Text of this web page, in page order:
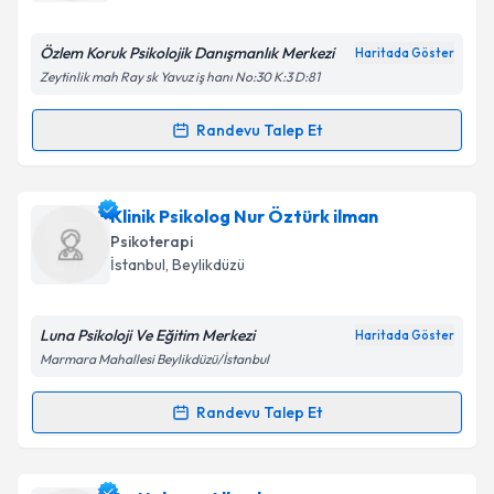
Kişisel verilerimin işlenmesine ilişkin
Metni'ni okudum ve kişisel verilerimin belirtilen
Takvim Talebini Gönder
Özlem Koruk Psikolojik Danışmanlık Merkezi Haritada Göster
Zeytinlik mah Ray sk Yavuz iş hanı No:30 K:3 D:81
Randevu Talep Et
Randevu Takvimi Talebi
Psikoterapist Özlem Korukiçin randevu takvimi
talebi oluşturun. Size bu uzmandan randevu almanız
için bir takvim hazırlandığında e-posta ile
Kişisel verilerimin işlenmesine ilişkinAydınlatma
kapsamda işlenmesini kabul ediyorum.
Klinik Psikolog Nur Öztürk ilman
Psikoterapi
İstanbul, Beylikdüzü
Luna Psikoloji Ve Eğitim Merkezi Haritada Göster
Marmara Mahallesi Beylikdüzü/İstanbul
Randevu Talep Et
Randevu Takvimi Talebi